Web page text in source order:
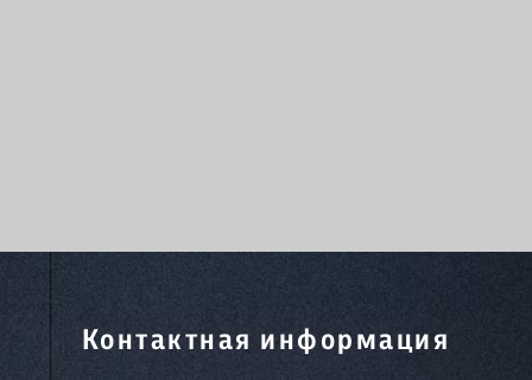
Контактная информация